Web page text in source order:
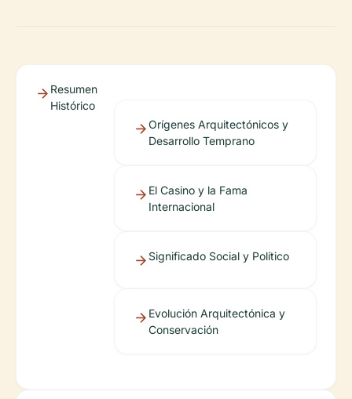
Resumen
Histórico
Orígenes Arquitectónicos y
Desarrollo Temprano
El Casino y la Fama
Internacional
Significado Social y Político
Evolución Arquitectónica y
Conservación